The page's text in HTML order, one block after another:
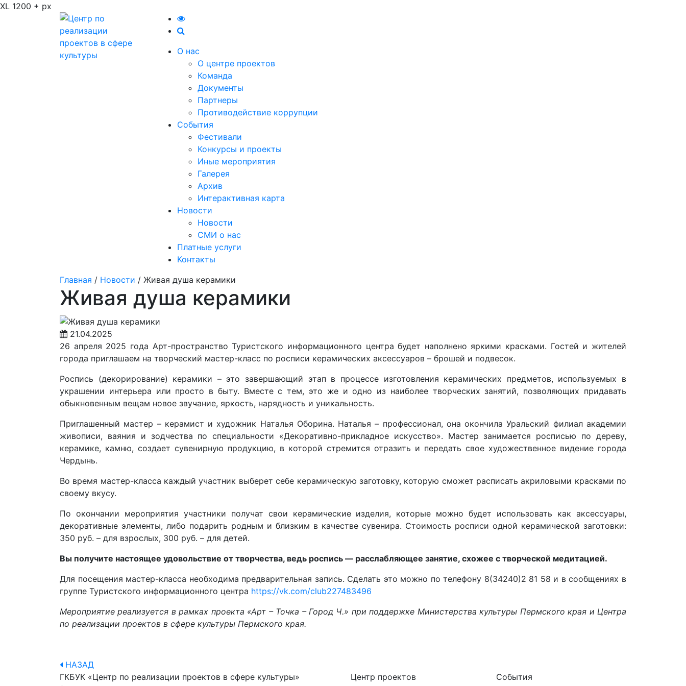
XL 1200 + px
О нас
О центре проектов
Команда
Документы
Партнеры
Противодействие коррупции
События
Фестивали
Конкурсы и проекты
Иные мероприятия
Галерея
Архив
Интерактивная карта
Новости
Новости
СМИ о нас
Платные услуги
Контакты
Главная / Новости / Живая душа керамики
Живая душа керамики
21.04.2025
26 апреля 2025 года Арт-пространство Туристского информационного центра будет наполнено яркими красками. Гостей и жителей
города приглашаем на творческий мастер-класс по росписи керамических аксессуаров – брошей и подвесок.
Роспись (декорирование) керамики – это завершающий этап в процессе изготовления керамических предметов, используемых в
украшении интерьера или просто в быту. Вместе с тем, это же и одно из наиболее творческих занятий, позволяющих придавать
обыкновенным вещам новое звучание, яркость, нарядность и уникальность.
Приглашенный мастер – керамист и художник Наталья Оборина. Наталья – профессионал, она окончила Уральский филиал академии
живописи, ваяния и зодчества по специальности «Декоративно-прикладное искусство». Мастер занимается росписью по дереву,
керамике, камню, создает сувенирную продукцию, в которой стремится отразить и передать свое художественное видение города
Чердынь.
Во время мастер-класса каждый участник выберет себе керамическую заготовку, которую сможет расписать акриловыми красками по
своему вкусу.
По окончании мероприятия участники получат свои керамические изделия, которые можно будет использовать как аксессуары,
декоративные элементы, либо подарить родным и близким в качестве сувенира. Стоимость росписи одной керамической заготовки:
350 руб. – для взрослых, 300 руб. – для детей.
Вы получите настоящее удовольствие от творчества, ведь роспись — расслабляющее занятие, схожее с творческой медитацией.
Для посещения мастер-класса необходима предварительная запись. Сделать это можно по телефону 8(34240)2 81 58 и в сообщениях в
группе Туристского информационного центра https://vk.com/club227483496
Мероприятие реализуется в рамках проекта «Арт – Точка – Город Ч.» при поддержке Министерства культуры Пермского края и Центра
по реализации проектов в сфере культуры Пермского края.
НАЗАД
ГКБУК «Центр по реализации проектов в сфере культуры»
Центр проектов
События